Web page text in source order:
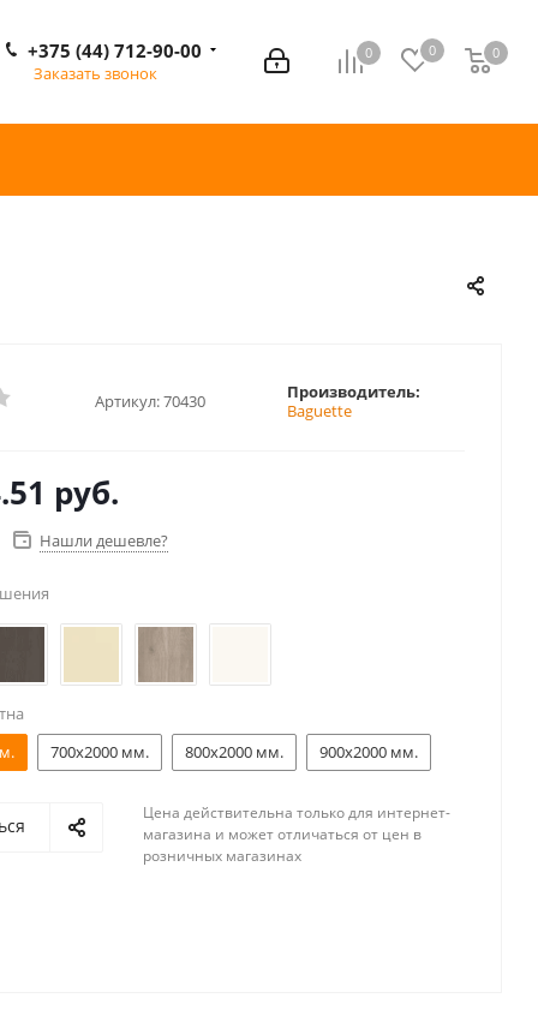
0 0 0
0
+375 (44) 712-90-00
Заказать звонок
Артикул:70430
Производитель:
Baguette
руб.
Нашли дешевле?
700x2000 мм. 800x2000 мм. 900x2000 мм.
Цена действительна только для интернет-
магазина и может отличаться от цен в
розничных магазинах